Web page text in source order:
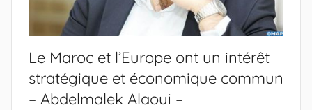
Le Maroc et l’Europe ont un intérêt
stratégique et économique commun
– Abdelmalek Alaoui –